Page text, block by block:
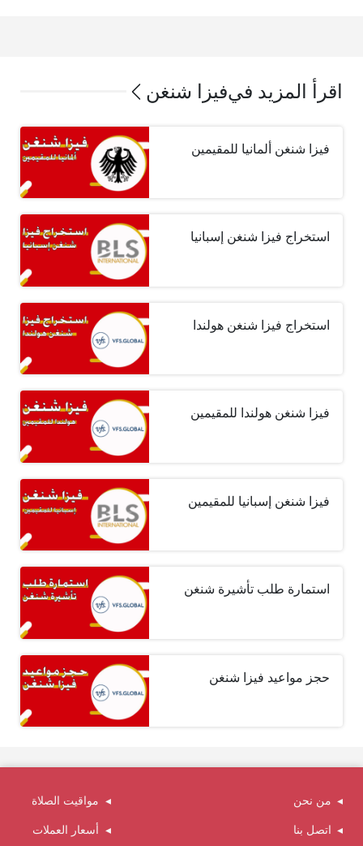
اقرأ المزيد فيفيزا شنغن
فيزا شنغن ألمانيا للمقيمين
استخراج فيزا شنغن إسبانيا
استخراج فيزا شنغن هولندا
فيزا شنغن هولندا للمقيمين
فيزا شنغن إسبانيا للمقيمين
استمارة طلب تأشيرة شنغن
حجز مواعيد فيزا شنغن
من نحن
اتصل بنا
مواقيت الصلاة
أسعار العملات